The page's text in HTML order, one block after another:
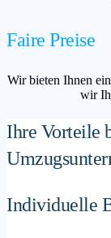
Faire Preise
Wir bieten Ihnen
wir
Ihre Vorteile
Individuelle